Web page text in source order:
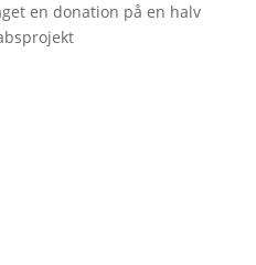
en donation på en halv